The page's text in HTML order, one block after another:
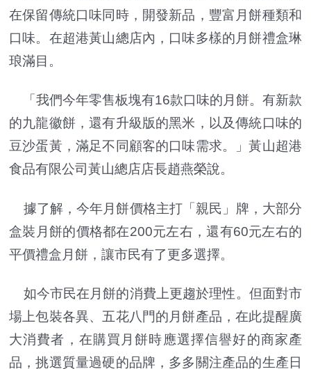
在保留傳統口味同時，開發新品，豐富月餅種類和
口味。在超港黃山總店內，口味多樣的月餅禮盒琳
琅滿目。
「我們今年零售板塊有16款口味的月餅。有新款
的九龍徽餅，還有升級版的黑米，以及傳統口味的
豆沙蛋黃，滿足不同顧客的口味需求。」黃山超港
食品有限公司黃山總店店長趙燕榮說。
據了解，今年月餅價格主打「親民」牌，大部分
盒裝月餅的價格都在200元左右，還有60元左右的
平價禮盒月餅，讓市民有了更多選擇。
如今市民在月餅的消費上更趨於理性。但面對市
場上包裝各異、五花八門的月餅產品，在此提醒廣
大消費者，在購買月餅時應選擇信譽好的商家產
品，挑選質量過硬的品牌，多多關注產品的生產日